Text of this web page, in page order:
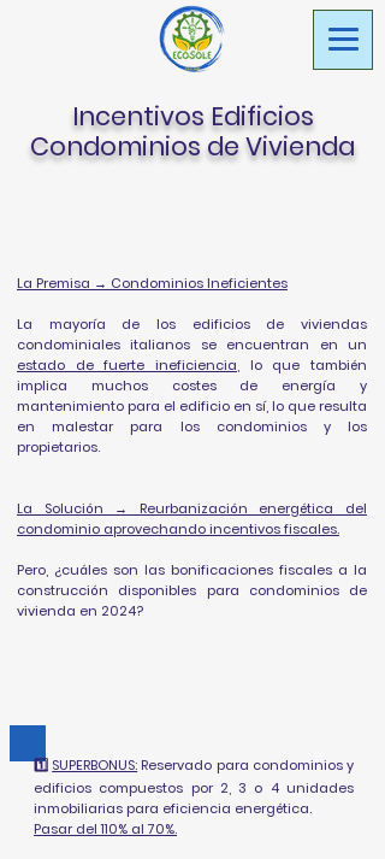
Incentivos Edificios
Condominios de Vivienda
La Premisa → Condominios Ineficientes
La mayoría de los edificios de viviendas
condominiales italianos se encuentran en un
estado de fuerte ineficiencia , lo que también
implica muchos costes de energía y
mantenimiento para el edificio en sí, lo que resulta
en malestar para los condominios y los
propietarios.
La Solución → Reurbanización energética del
condominio aprovechando incentivos fiscales.
Pero, ¿cuáles son las bonificaciones fiscales a la
construcción disponibles para condominios de
vivienda en 2024?
1️⃣ SUPERBONUS: Reservado para condominios y
edificios compuestos por 2, 3 o 4 unidades
inmobiliarias para eficiencia energética.
Pasar del 110% al 70%.